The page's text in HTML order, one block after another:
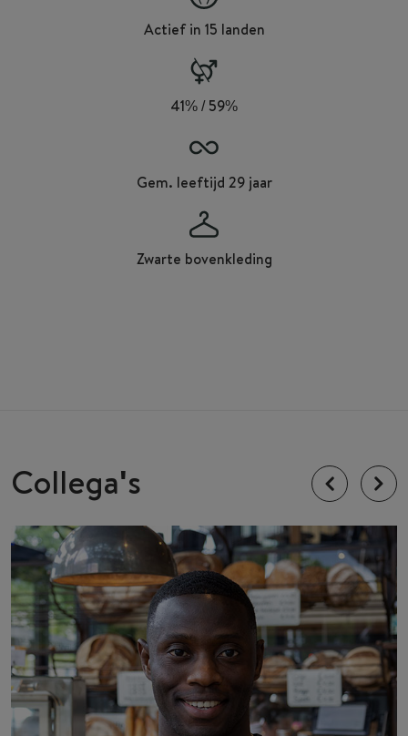
Actief in 15 landen
41% / 59%
Gem. leeftijd 29 jaar
Zwarte bovenkleding
Collega's